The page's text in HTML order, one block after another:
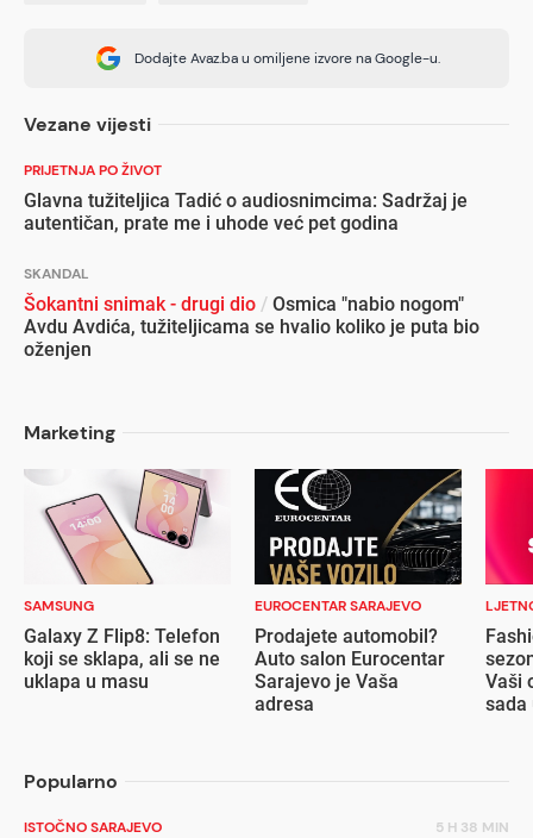
Dodajte Avaz.ba u omiljene izvore na Google-u.
Vezane vijesti
PRIJETNJA PO ŽIVOT
Glavna tužiteljica Tadić o audiosnimcima: Sadržaj je
autentičan, prate me i uhode već pet godina
SKANDAL
Šokantni snimak - drugi dio / Osmica "nabio nogom"
Avdu Avdića, tužiteljicama se hvalio koliko je puta bio
oženjen
Marketing
SAMSUNG
Galaxy Z Flip8: Telefon
koji se sklapa, ali se ne
uklapa u masu
EUROCENTAR SARAJEVO
Prodajete automobil?
Auto salon Eurocentar
Sarajevo je Vaša
adresa
Vaši
sada
Popularno
ISTOČNO SARAJEVO 5 H 38 MIN